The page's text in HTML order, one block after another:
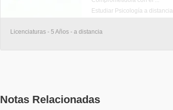
Estudiar Psicología a distancia
Licenciaturas - 5 Años - a distancia
Notas Relacionadas